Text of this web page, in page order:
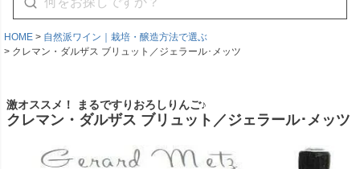
HOME
自然派ワイン｜栽培・醸造方法で選ぶ
クレマン・ダルザス ブリュット／ジェラール･メッツ
激オススメ！ まるですりおろしりんご♪
クレマン・ダルザス ブリュット／ジェラール･メッツ